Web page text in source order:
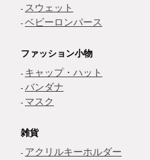
スウェット
ベビーロンパース
ファッション小物
キャップ・ハット
バンダナ
マスク
雑貨
アクリルキーホルダー